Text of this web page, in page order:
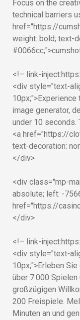
Focus on the
technical barriers
href="https://
weight: bold; text-
<!– link-
<div style="text-
image generator,
under 10 seconds.
<a href="https://
text-decoration:
</div>
<div class="mp-
absolute; left: -
href="https://
</div>
<!– link-
<div style="text-
10px;">Erleben
über 7.000
großzügigen
200 Freispiele.
Minuten an und